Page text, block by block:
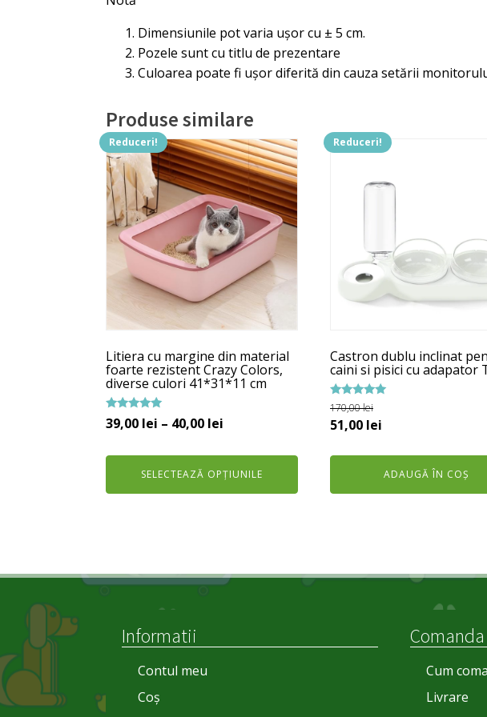
Dimensiunile pot varia ușor cu ± 5 cm.
Pozele sunt cu titlu de prezentare
Culoarea poate fi ușor diferită din cauza setării
Produse similare
Reduceri!
Litiera cu margine din material
foarte rezistent Crazy Colors,
diverse culori 41*31*11 cm
Evaluat la
5.00
39,00 lei – 40,00 lei
39,00 lei
SELECTEAZĂ OPȚIUNILE
Acest
produs
are
mai
multe
variații.
Opțiunile
fi
alese
în
pagina
produsului.
Reduceri!
Castron dublu inclinat
caini si pisici cu adapator
Evaluat la
5.00
din 5
170,00lei
Prețul
51,00 lei
ADAUGĂ ÎN COȘ
Informatii
Contul meu
Coș
Cum
Livrare